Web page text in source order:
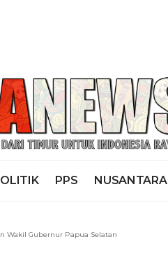
PPS NUSANTARA
Wakil Gubernur Papua Selatan